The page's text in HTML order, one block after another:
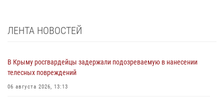
ЛЕНТА НОВОСТЕЙ
В Крыму росгвардейцы задержали подозреваемую в нанесении
телесных повреждений
06 августа 2026, 13:13